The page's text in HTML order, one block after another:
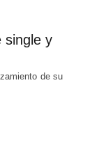
single y
de su